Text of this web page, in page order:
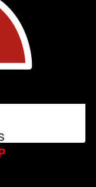
je enkeltje bent
jou ❤️